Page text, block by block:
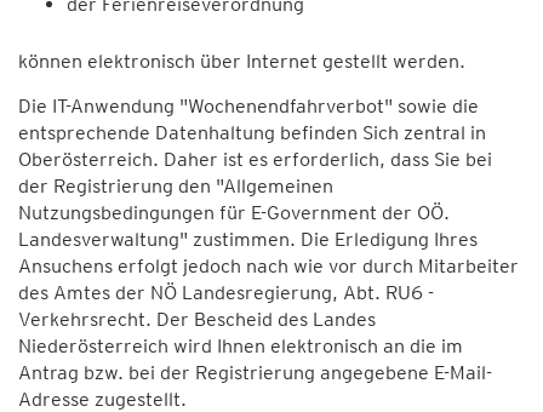
können elektronisch über Internet gestellt werden.
Die IT-Anwendung "Wochenendfahrverbot" sowie die
entsprechende Datenhaltung befinden Sich zentral in
Oberösterreich. Daher ist es erforderlich, dass Sie bei
der Registrierung den "Allgemeinen
Nutzungsbedingungen für E-Government der OÖ.
Landesverwaltung" zustimmen. Die Erledigung Ihres
Ansuchens erfolgt jedoch nach wie vor durch Mitarbeiter
des Amtes der NÖ Landesregierung, Abt. RU6 -
Verkehrsrecht. Der Bescheid des Landes
Niederösterreich wird Ihnen elektronisch an die im
Antrag bzw. bei der Registrierung angegebene E-Mail-
Adresse zugestellt.